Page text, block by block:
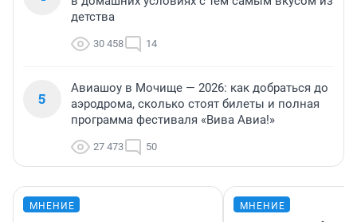
детства
30 458 14
5
Авиашоу в Мочище — 2026: как добраться до
аэродрома, сколько стоят билеты и полная
программа фестиваля «Вива Авиа!»
27 473 50
МНЕНИЕ МНЕНИЕ